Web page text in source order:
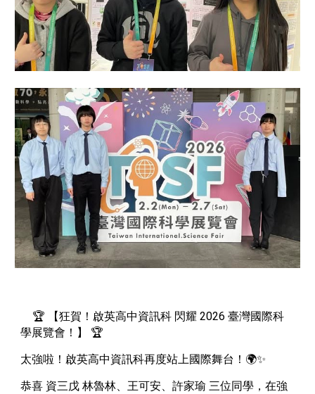
🏆 【狂賀！啟英高中資訊科 閃耀 2026 臺灣國際科
學展覽會！】 🏆
太強啦！啟英高中資訊科再度站上國際舞台！🌍✨
恭喜 資三戊 林魯林、王可安、許家瑜 三位同學，在強